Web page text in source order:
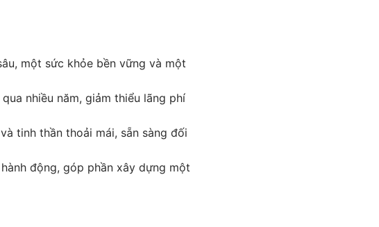
một sức khỏe bền vững và một
nhiều năm, giảm thiểu lãng phí
tinh thần thoải mái, sẵn sàng đối
động, góp phần xây dựng một